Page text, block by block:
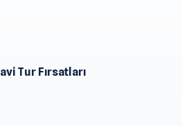
Tur Fırsatları